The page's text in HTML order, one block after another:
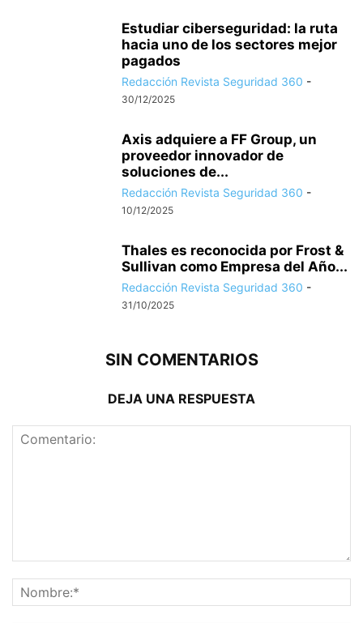
Estudiar ciberseguridad: la ruta
hacia uno de los sectores mejor
pagados
Redacción Revista Seguridad 360 -
30/12/2025
Axis adquiere a FF Group, un
proveedor innovador de
soluciones de...
Redacción Revista Seguridad 360 -
10/12/2025
Thales es reconocida por Frost &
Sullivan como Empresa del Año...
Redacción Revista Seguridad 360 -
31/10/2025
SIN COMENTARIOS
DEJA UNA RESPUESTA